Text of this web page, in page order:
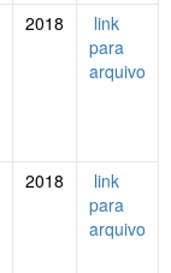
2018
link
para
arquivo
2018
link
para
arquivo